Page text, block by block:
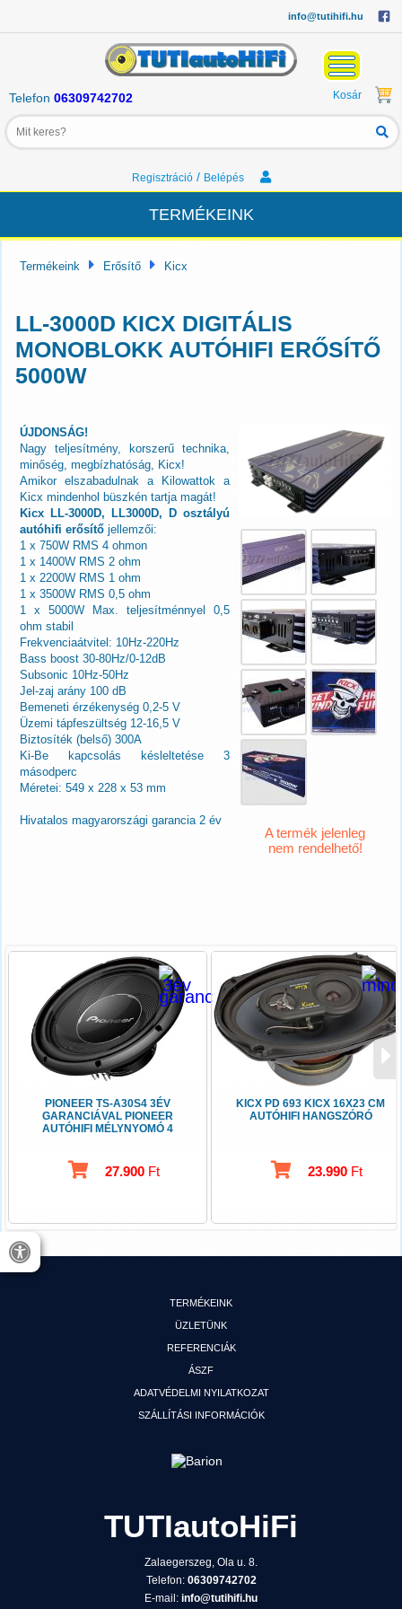
info@tutihifi.hu
Telefon 06309742702 Kosár
Regisztráció/ Belépés
TERMÉKEINK
Termékeink Erősítő Kicx
LL-3000D KICX DIGITÁLIS
MONOBLOKK AUTÓHIFI ERŐSÍTŐ
5000W
ÚJDONSÁG!
Nagy teljesítmény, korszerű technika,
minőség, megbízhatóság, Kicx!
Amikor elszabadulnak a Kilowattok a
Kicx mindenhol büszkén tartja magát!
Kicx LL-3000D, LL3000D, D osztályú
autóhifi erősítő jellemzői:
1 x 750W RMS 4 ohmon
1 x 1400W RMS 2 ohm
1 x 2200W RMS 1 ohm
1 x 3500W RMS 0,5 ohm
1 x 5000W Max. teljesítménnyel 0,5
ohm stabil
Frekvenciaátvitel: 10Hz-220Hz
Bass boost 30-80Hz/0-12dB
Subsonic 10Hz-50Hz
Jel-zaj arány 100 dB
Bemeneti érzékenység 0,2-5 V
Üzemi tápfeszültség 12-16,5 V
Biztosíték (belső) 300A
Ki-Be kapcsolás késleltetése 3
másodperc
Méretei: 549 x 228 x 53 mm
Hivatalos magyarországi garancia 2 év
A termék jelenleg
nem rendelhető!
PIONEER TS-A30S4 3ÉV
GARANCIÁVAL PIONEER
AUTÓHIFI MÉLYNYOMÓ 4
27.900 Ft
KICX PD 693 KICX 16X23 CM
AUTÓHIFI HANGSZÓRÓ
23.990 Ft
TERMÉKEINK
ÜZLETÜNK
REFERENCIÁK
ÁSZF
ADATVÉDELMI NYILATKOZAT
SZÁLLÍTÁSI INFORMÁCIÓK
TUTIautoHiFi
Zalaegerszeg, Ola u. 8.
Telefon: 06309742702
E-mail: info@tutihifi.hu